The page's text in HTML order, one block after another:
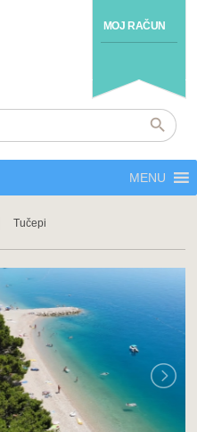
MOJ RAČUN
MENU
Tučepi